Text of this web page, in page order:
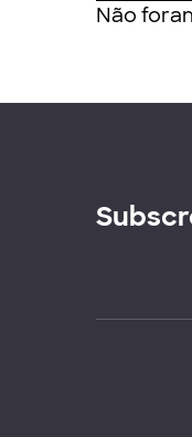
Não